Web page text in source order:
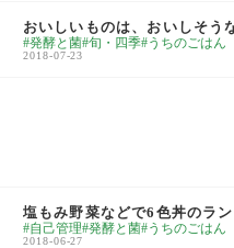
おいしいものは、おいしそう
発酵と菌 旬・四季 うちのごはん
2018-07-23
塩もみ野菜などで6色丼のラ
自己管理 発酵と菌 うちのごはん
2018-06-27